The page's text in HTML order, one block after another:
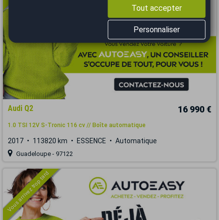
Audi Q2 16 990 €
1.0 TSI 12V S-Tronic 116 cv // Boîte automatique
2017 113820 km ESSENCE Automatique
Guadeloupe - 97122
Vous arrivez trop tard
Tout accepter
Personnaliser